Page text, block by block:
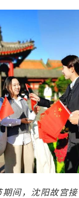
期间，沈阳故宫